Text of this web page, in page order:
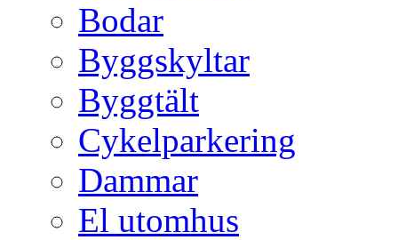
Bodar
Byggskyltar
Byggtält
Cykelparkering
Dammar
El utomhus